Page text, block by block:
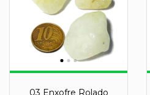
03 Enxofre Rolado